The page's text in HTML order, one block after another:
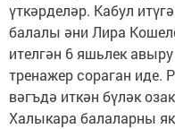
үткәрделәр. Кабул
балалы әни Лира
ителгән 6 яшьлек
тренажер сораган иде.
вәгъдә иткән бүләк
Халыкара балаларны